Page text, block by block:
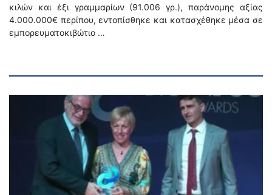
κιλών και έξι γραμμαρίων (91.006 γρ.), παράνομης αξίας
4.000.000€ περίπου, εντοπίσθηκε και κατασχέθηκε μέσα σε
εμπορευματοκιβώτιο …